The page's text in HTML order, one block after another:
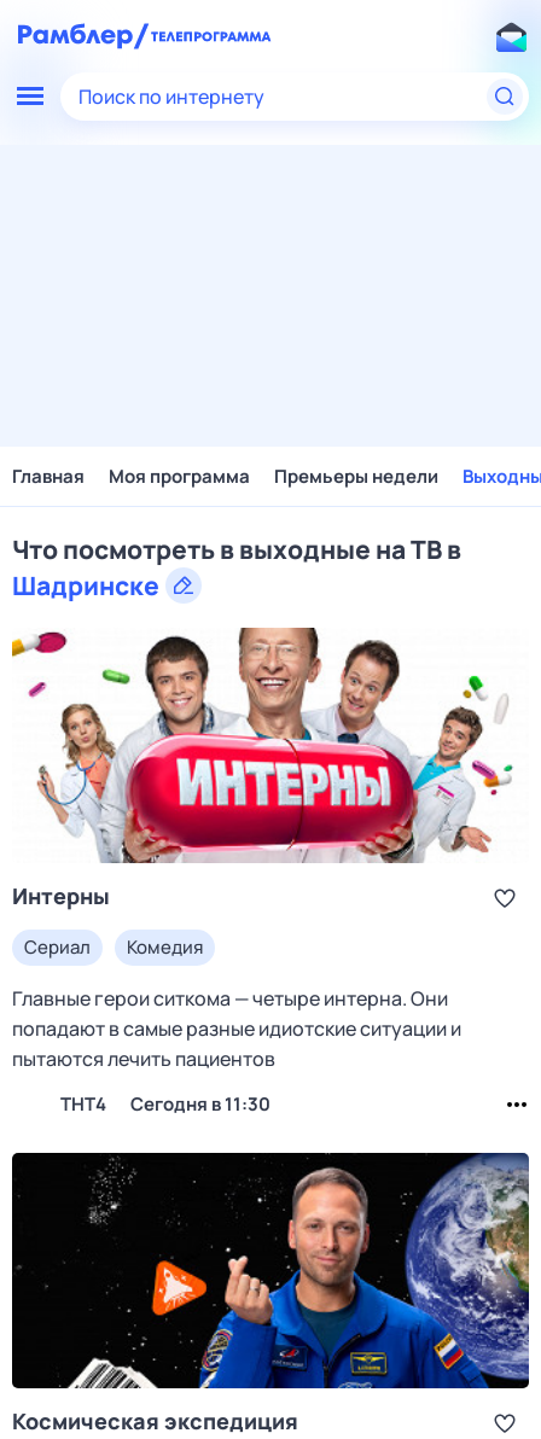
Поиск по интернету
Главная Моя программа Премьеры недели
Что посмотреть в выходные на ТВ в
Шадринске
Интерны
Сериал Комедия
Главные герои ситкома — четыре интерна. Они
попадают в самые разные идиотские ситуации и
пытаются лечить пациентов
ТНТ4 Сегодня в 11:30
Космическая экспедиция